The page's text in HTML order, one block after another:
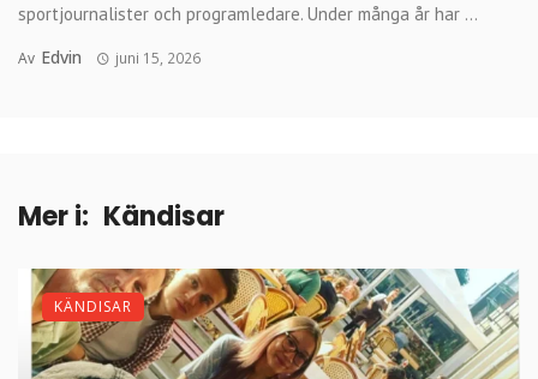
sportjournalister och programledare. Under många år har ...
Av Edvin juni 15, 2026
Mer i: Kändisar
KÄNDISAR